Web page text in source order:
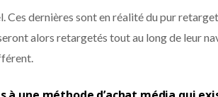
dernières sont en réalité du pur
alors retargetés tout au long de leur